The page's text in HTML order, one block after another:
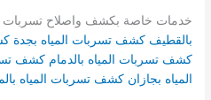
خدمات خاصة بكشف واصلاح تسربات
بالقطيف كشف تسربات المياه بجدة
كشف تسربات المياه بالدمام كشف
المياه بجازان كشف تسربات المياه